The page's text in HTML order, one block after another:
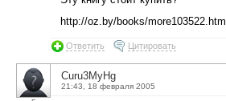
http://oz.by/books/more103522.html
Ответить Цитировать
Curu3MyHg
21:43, 18 февраля 2005